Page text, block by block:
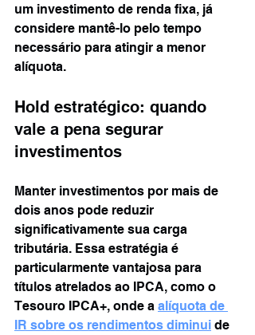
um investimento de renda fixa, já
considere mantê-lo pelo tempo
necessário para atingir a menor
alíquota.
Hold estratégico: quando
vale a pena segurar
investimentos
Manter investimentos por mais de
dois anos pode reduzir
significativamente sua carga
tributária. Essa estratégia é
particularmente vantajosa para
títulos atrelados ao IPCA, como o
Tesouro IPCA+, onde a alíquota de
IR sobre os rendimentos diminui de